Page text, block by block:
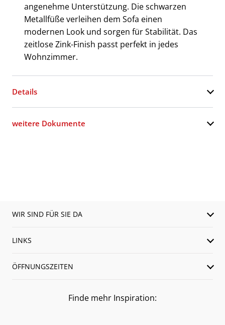
angenehme Unterstützung. Die schwarzen
Metallfüße verleihen dem Sofa einen
modernen Look und sorgen für Stabilität. Das
zeitlose Zink-Finish passt perfekt in jedes
Wohnzimmer.
Details
weitere Dokumente
WIR SIND FÜR SIE DA
LINKS
ÖFFNUNGSZEITEN
Finde mehr Inspiration: